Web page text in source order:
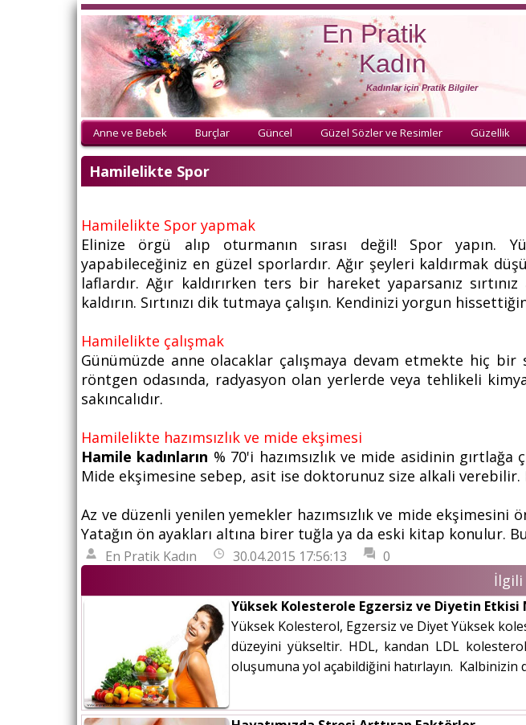
En Pratik
Kadın
Kadınlar için Pratik Bilgiler
Anne ve Bebek Burçlar Güncel Güzel Sözler ve Resimler Güzellik
Hamilelikte Spor
Hamilelikte Spor yapmak
Elinize örgü alıp oturmanın sırası değil! Spor yapın.
yapabileceğiniz en güzel sporlardır. Ağır şeyleri kaldırmak
laflardır. Ağır kaldırırken ters bir hareket yaparsanız
kaldırın. Sırtınızı dik tutmaya çalışın. Kendinizi yorgun
Hamilelikte çalışmak
Günümüzde anne olacaklar çalışmaya devam etmekte hiç bir
röntgen odasında, radyasyon olan yerlerde veya tehlikeli
sakıncalıdır.
Hamilelikte hazımsızlık ve mide ekşimesi
Hamile kadınların % 70'i hazımsızlık ve mide asidinin gırtlağa
Mide ekşimesine sebep, asit ise doktorunuz size alkali verebilir.
Az ve düzenli yenilen yemekler hazımsızlık ve mide ekşimesini
Yatağın ön ayakları altına birer tuğla ya da eski kitap konulur.
En Pratik Kadın 30.04.2015 17:56:13 0
İlgili
Yüksek Kolesterole Egzersiz ve Diyetin Etkisi
Yüksek Kolesterol, Egzersiz ve Diyet Yüksek
düzeyini yükseltir. HDL, kandan LDL
oluşumuna yol açabildiğini hatırlayın.